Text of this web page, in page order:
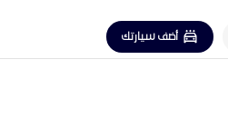
أضف سيارتك